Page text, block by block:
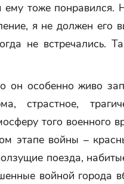
ему тоже
я не должен его
не встречались.
он особенно живо
страстное,
того военного
этапе войны –
поезда,
войной города